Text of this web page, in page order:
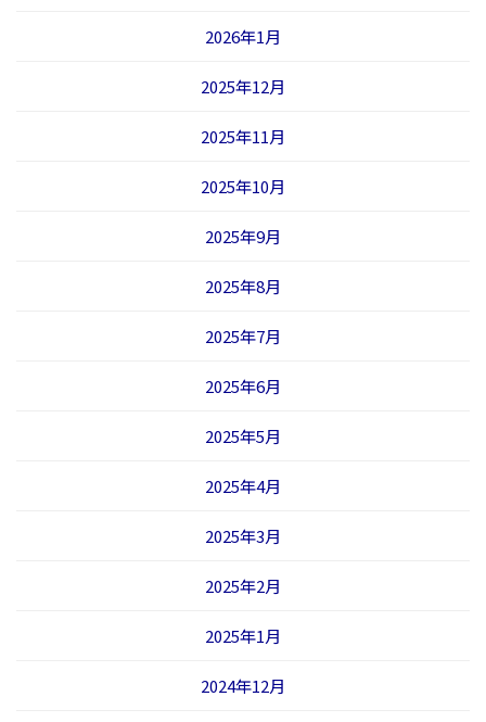
2026年1月
2025年12月
2025年11月
2025年10月
2025年9月
2025年8月
2025年7月
2025年6月
2025年5月
2025年4月
2025年3月
2025年2月
2025年1月
2024年12月